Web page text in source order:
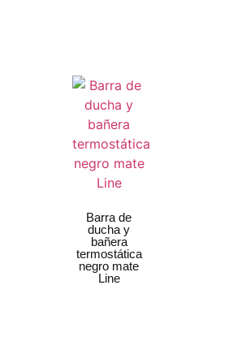
Barra de
ducha y
bañera
termostática
negro mate
Line